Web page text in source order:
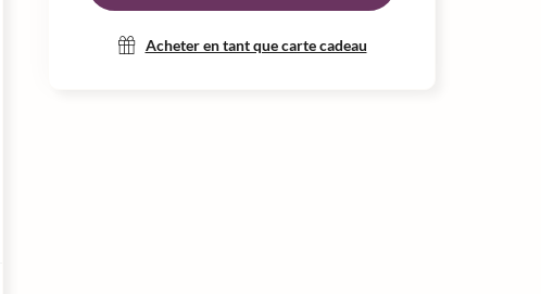
Acheter en tant que carte cadeau